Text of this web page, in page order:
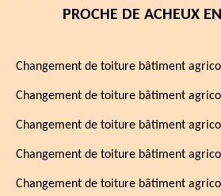
PROCHE DE ACHEUX
Changement de toiture bâtiment
Changement de toiture bâtiment
Changement de toiture bâtiment
Changement de toiture bâtiment
Changement de toiture bâtiment